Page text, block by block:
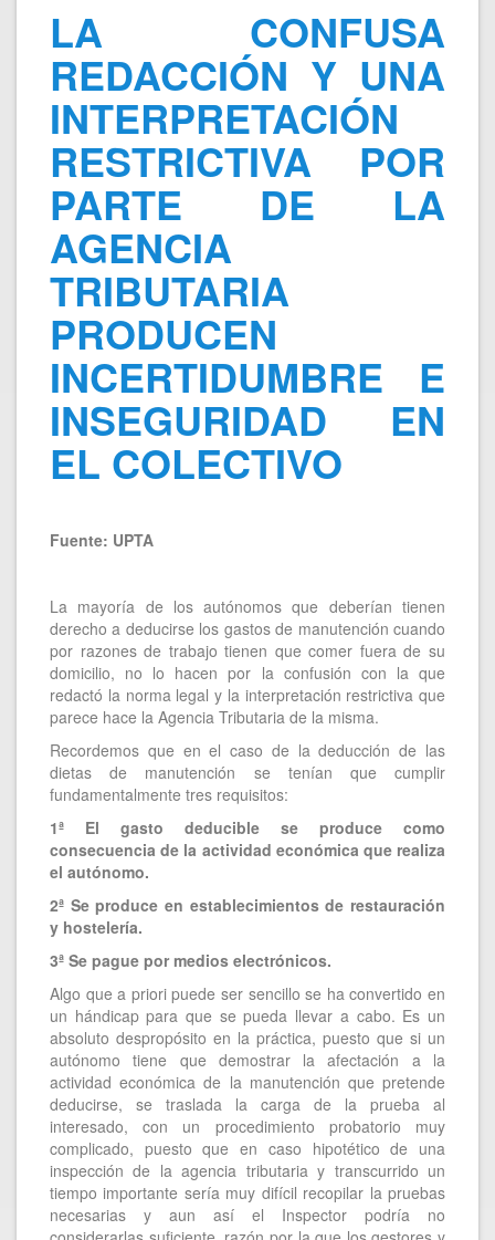
LA CONFUSA
REDACCIÓN Y UNA
INTERPRETACIÓN
RESTRICTIVA POR
PARTE DE LA
AGENCIA
TRIBUTARIA
PRODUCEN
INCERTIDUMBRE E
INSEGURIDAD EN
EL COLECTIVO
Fuente: UPTA
La mayoría de los autónomos que deberían tienen
derecho a deducirse los gastos de manutención cuando
por razones de trabajo tienen que comer fuera de su
domicilio, no lo hacen por la confusión con la que
redactó la norma legal y la interpretación restrictiva que
parece hace la Agencia Tributaria de la misma.
Recordemos que en el caso de la deducción de las
dietas de manutención se tenían que cumplir
fundamentalmente tres requisitos:
1ª El gasto deducible se produce como
consecuencia de la actividad económica que realiza
el autónomo.
2ª Se produce en establecimientos de restauración
y hostelería.
3ª Se pague por medios electrónicos.
Algo que a priori puede ser sencillo se ha convertido en
un hándicap para que se pueda llevar a cabo. Es un
absoluto despropósito en la práctica, puesto que si un
autónomo tiene que demostrar la afectación a la
actividad económica de la manutención que pretende
deducirse, se traslada la carga de la prueba al
interesado, con un procedimiento probatorio muy
complicado, puesto que en caso hipotético de una
inspección de la agencia tributaria y transcurrido un
tiempo importante sería muy difícil recopilar la pruebas
necesarias y aun así el Inspector podría no